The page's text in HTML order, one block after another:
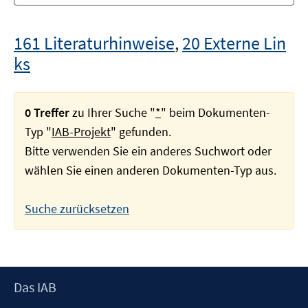
161 Literaturhinweise,20 Externe Lin
ks
0 Trefferzu Ihrer Suche "*" beim Dokumenten-
Typ "IAB-Projekt" gefunden.
Bitte verwenden Sie ein anderes Suchwort oder
wählen Sie einen anderen Dokumenten-Typ aus.
Suche zurücksetzen
Footer
Das IAB